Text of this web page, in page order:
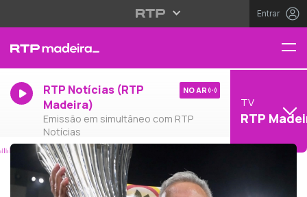
Entrar
RTP Notícias (RTP
Madeira)
Emissão em simultâneo com RTP
Notícias
NO AR
TV
RTP